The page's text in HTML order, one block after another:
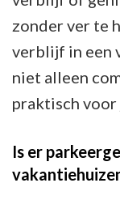
zonder ver te
verblijf in een
niet alleen
praktisch voor
Is er